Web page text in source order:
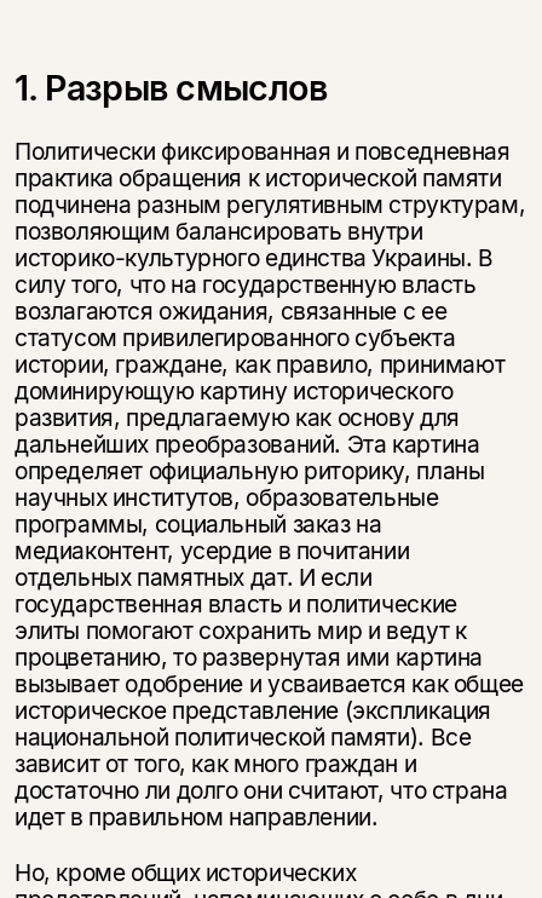
1. Разрыв смыслов
Политически фиксированная и повседневная
практика обращения к исторической памяти
подчинена разным регулятивным структурам,
позволяющим балансировать внутри
историко-культурного единства Украины. В
силу того, что на государственную власть
возлагаются ожидания, связанные с ее
статусом привилегированного субъекта
истории, граждане, как правило, принимают
доминирующую картину исторического
развития, предлагаемую как основу для
дальнейших преобразований. Эта картина
определяет официальную риторику, планы
научных институтов, образовательные
программы, социальный заказ на
медиаконтент, усердие в почитании
отдельных памятных дат. И если
государственная власть и политические
элиты помогают сохранить мир и ведут к
процветанию, то развернутая ими картина
вызывает одобрение и усваивается как общее
историческое представление (экспликация
национальной политической памяти). Все
зависит от того, как много граждан и
достаточно ли долго они считают, что страна
идет в правильном направлении.
Но, кроме общих исторических